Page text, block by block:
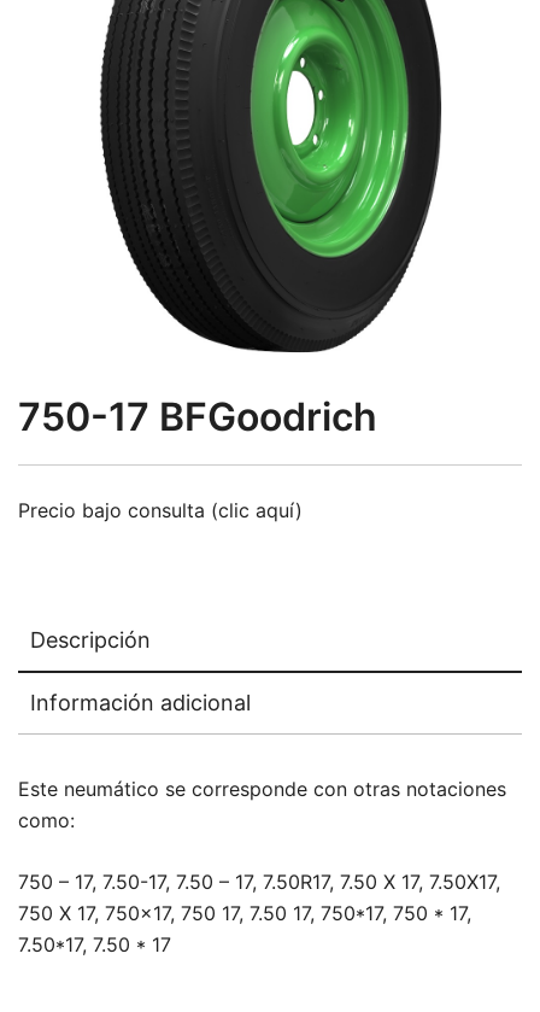
750-17 BFGoodrich
Precio bajo consulta (clic aquí)
Descripción
Información adicional
Este neumático se corresponde con otras notaciones
como:
750 – 17, 7.50-17, 7.50 – 17, 7.50R17, 7.50 X 17, 7.50X17,
750 X 17, 750×17, 750 17, 7.50 17, 750*17, 750 * 17,
7.50*17, 7.50 * 17